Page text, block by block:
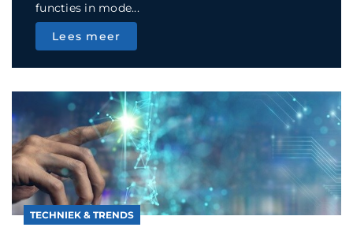
functies in mode...
Lees meer
TECHNIEK & TRENDS